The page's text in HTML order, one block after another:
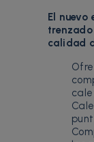
El
calidad